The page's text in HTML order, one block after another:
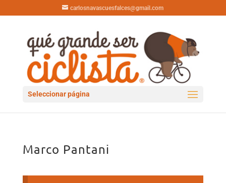
carlosnavascuesfalces@gmail.com
Seleccionar página
Marco Pantani